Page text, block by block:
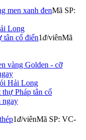
men xanh đenMã SP:
tân cổ điển1đ/viênMã
vàng Golden - cỡ
Pháp tân cổ
ngay
1đ/viênMã SP: VC-